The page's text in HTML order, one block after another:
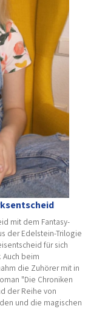
mit dem Fantasy-
der Edelstein-Trilogie
für sich
beim
die Zuhörer mit in
"Die Chroniken
der Reihe von
und die magischen